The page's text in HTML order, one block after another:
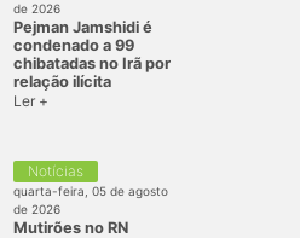
de 2026
Pejman Jamshidi é
condenado a 99
chibatadas no Irã por
relação ilícita
Ler +
Notícias
quarta-feira, 05 de agosto
de 2026
Mutirões no RN